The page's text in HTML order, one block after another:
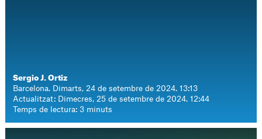
Sergio J. Ortiz
Barcelona. Dimarts, 24 de setembre de 2024. 13:13
Actualitzat: Dimecres, 25 de setembre de 2024. 12:44
Temps de lectura: 3 minuts